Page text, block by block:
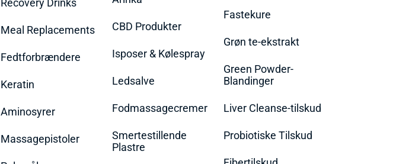
Recovery Drinks
Meal Replacements
Fedtforbrændere
Keratin
Aminosyrer
Massagepistoler
CBD Produkter
Isposer & Kølespray
Ledsalve
Fodmassagecremer
Smertestillende
Plastre
Fastekure
Grøn te-ekstrakt
Green Powder-
Blandinger
Liver Cleanse-tilskud
Probiotiske Tilskud